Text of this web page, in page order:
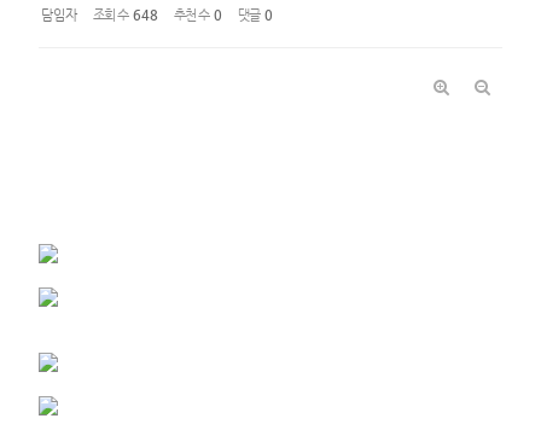
담임자 조회 수 648 추천 수 0 댓글 0